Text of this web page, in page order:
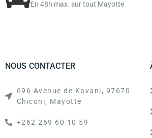
En 48h max. sur tout Mayotte
NOUS CONTACTER
696 Avenue de Kavani, 97670
Chiconi, Mayotte
+262 269 60 10 59